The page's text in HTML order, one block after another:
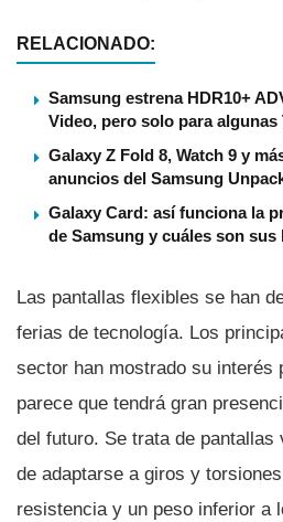
RELACIONADO:
Samsung estrena HDR10+
Video, pero solo para algunas
Galaxy Z Fold 8, Watch 9 y
anuncios del Samsung
Galaxy Card: así funciona la
de Samsung y cuáles son sus
Las pantallas flexibles se han
ferias de tecnologí­a. Los
sector han mostrado su interés
parece que tendrá gran
del futuro. Se trata de pantallas
de adaptarse a giros y
resistencia y un peso inferior a